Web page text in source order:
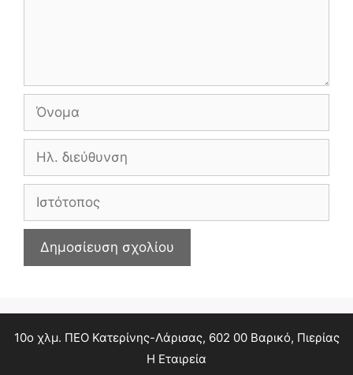
Όνομα
Ηλ.
Ιστότοπος
10ο χλμ. ΠΕΟ Κατερίνης-Λάρισας, 602 00 Βαρικό, Πιερίας
Η Εταιρεία